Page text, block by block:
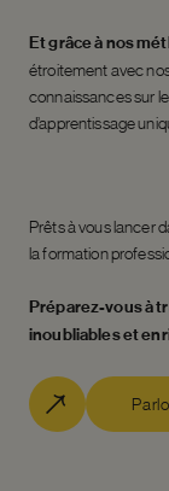
Et grâce à nos
étroitement avec
connaissances sur
d’apprentissage
Prêts à vous lancer
la formation
Préparez-vous à
inoubliables et